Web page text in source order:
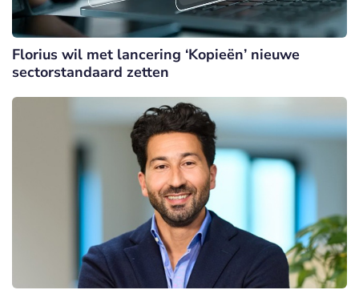
Florius wil met lancering ‘Kopieën’ nieuwe
sectorstandaard zetten